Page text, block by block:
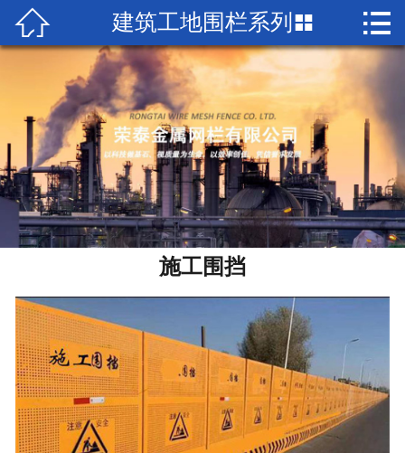
 首页
关于荣泰
产品中心
工程案例
新闻中心
荣誉资质
联系我们
 建筑工地围栏系列  
施工围挡